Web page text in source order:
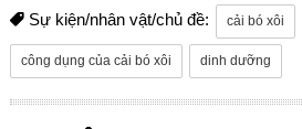
Sự kiện/nhân vật/chủ đề: cải bó xôi
công dụng của cải bó xôi dinh dưỡng